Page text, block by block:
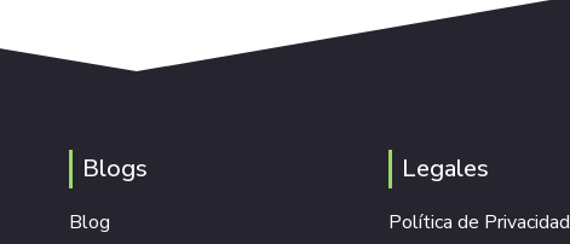
Blogs
Blog
Legales
Política de Privacidad